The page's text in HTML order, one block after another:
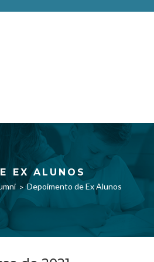
EX ALUNOS
> Depoimento de Ex Alunos